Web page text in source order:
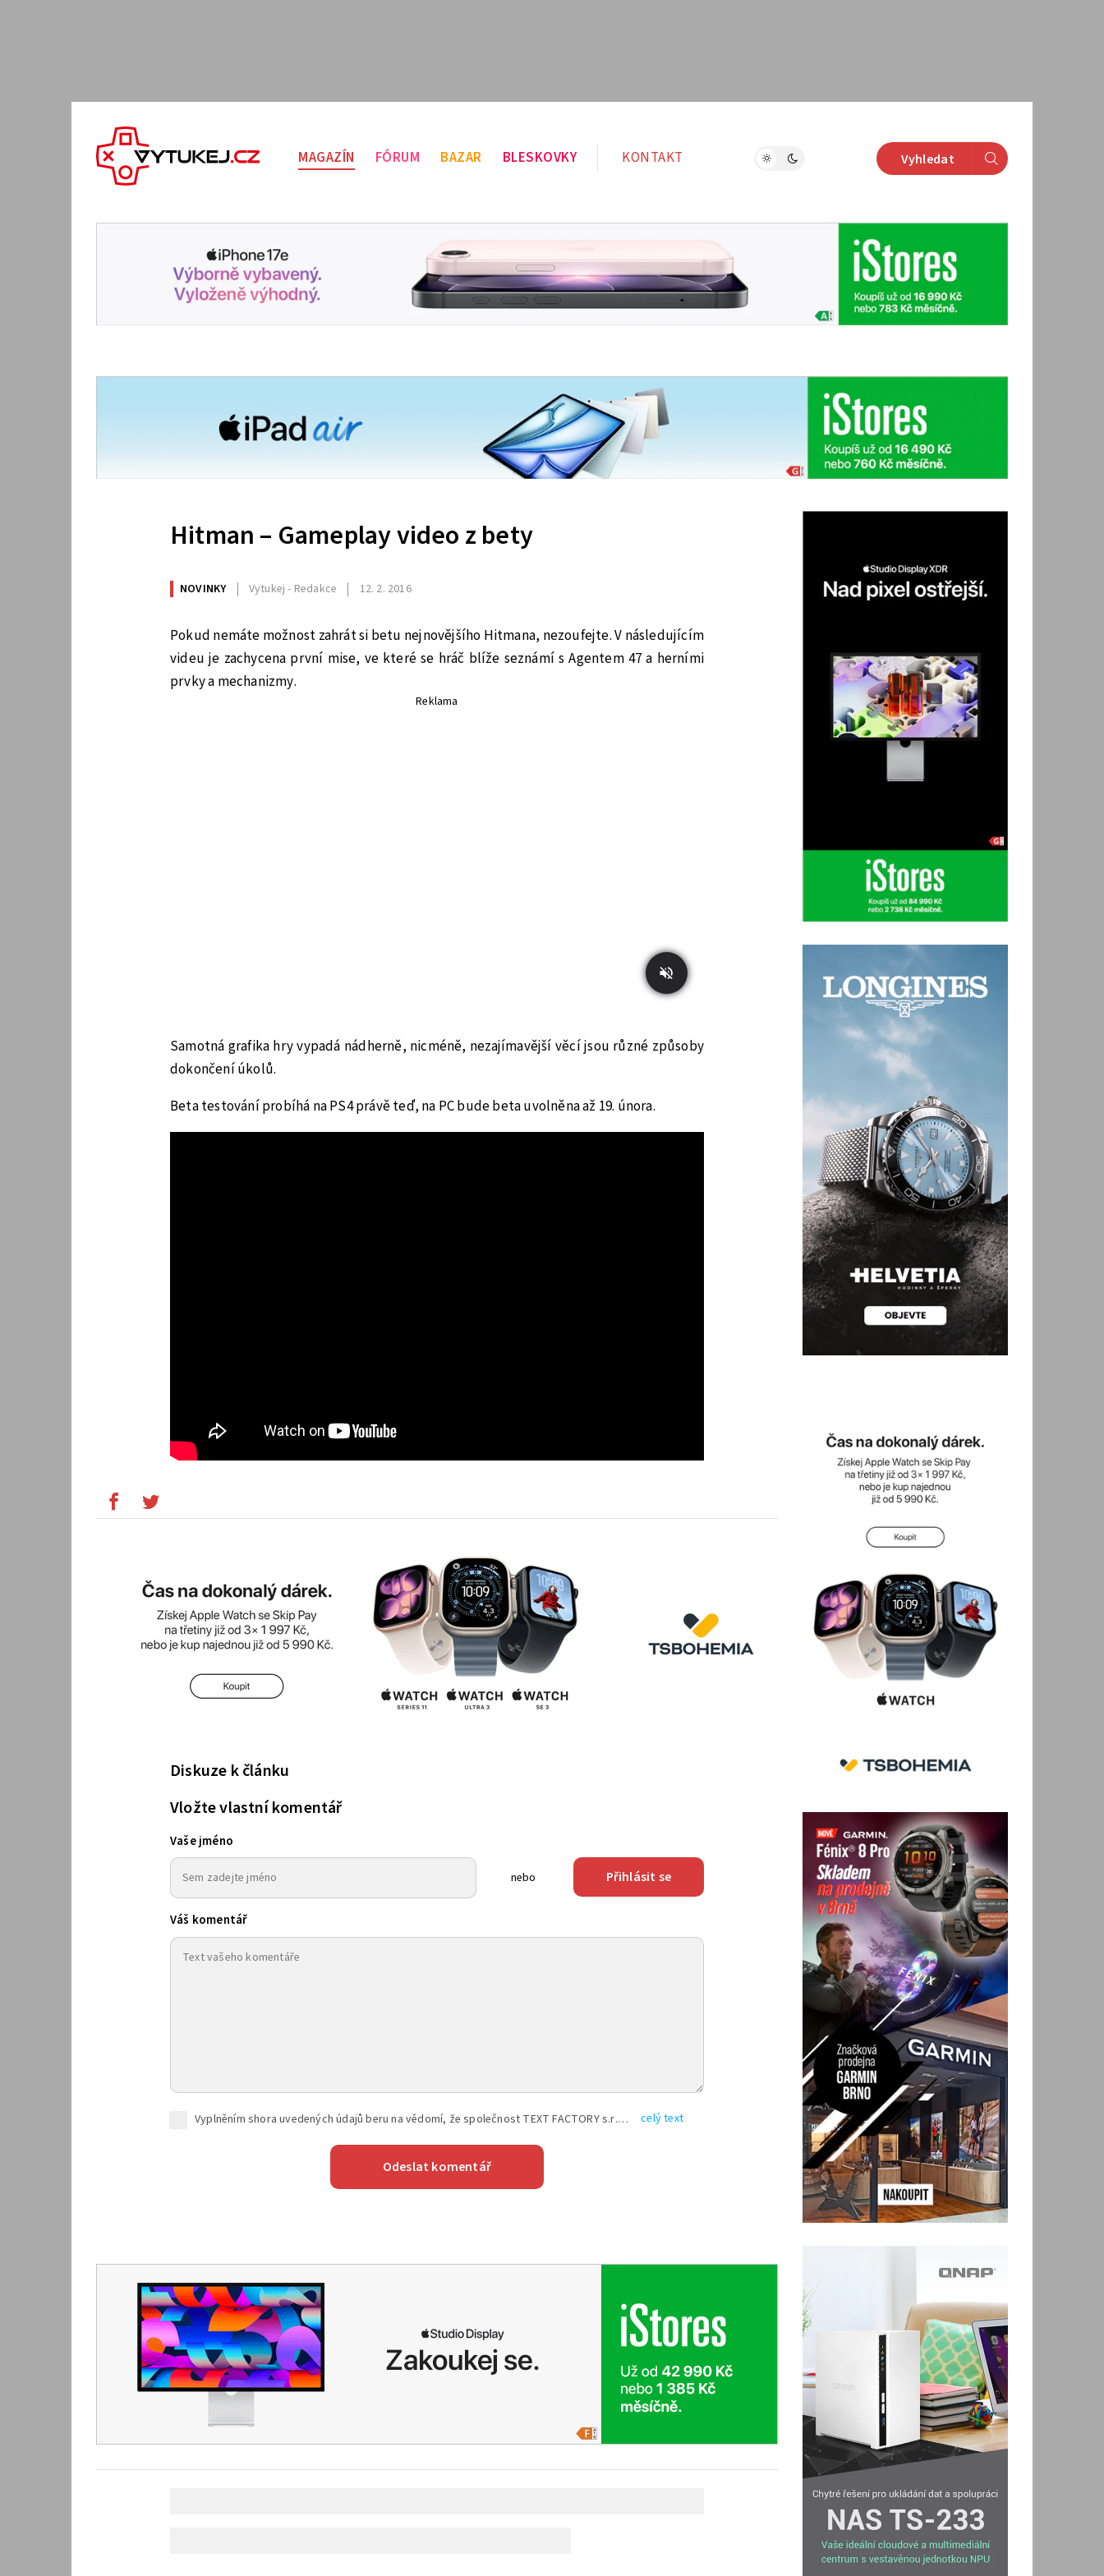
MAGAZÍN FÓRUM BAZAR BLESKOVKY KONTAKT Vyhledat
Hitman – Gameplay video z bety
NOVINKY Vytukej - Redakce 12. 2. 2016
Pokud nemáte možnost zahrát si betu nejnovějšího Hitmana, nezoufejte. V následujícím
videu je zachycena první mise, ve které se hráč blíže seznámí s Agentem 47 a herními
prvky a mechanizmy.
Reklama
Samotná grafika hry vypadá nádherně, nicméně, nezajímavější věcí jsou různé způsoby
dokončení úkolů.
Beta testování probíhá na PS4 právě teď, na PC bude beta uvolněna až 19. února.
Diskuze k článku
Vložte vlastní komentář
Vaše jméno
nebo Přihlásit se
Váš komentář
Vyplněním shora uvedených údajů beru na vědomí, že společnost TEXT FACTORY s.r.o., sídlem Brno, Durďákova 336/29, Černá Pole, PSČ: 613 00, IČ: 06157831, zapsané u Krajského soudu v Brně, oddíl C, vložka 100399, bude zpracovávat mé osobní údaje uvedené v rámci mnou vyplněného registračního formuláře na základě oprávněných zájmů TEXT FACTORY s.r.o. dle čl. 6 odst. 1 písm. f) GDPR a pro splnění právních povinností (čl. 6 odst. 1 písm. c) GDPR), a to pro tyto účely: nezbytnost zajistit oprávnění návštěvníka webových stránek provozovaných společností TEXT FACTORY s.r.o. přispívat aktivně ke zveřejněným článkům nebo v rámci diskusních fór a výkon práv TEXT FACTORY s.r.o. jako administrátora těchto diskusních fór. Více informací o zpracování osobních údajů a právech lze nalézt v celý text